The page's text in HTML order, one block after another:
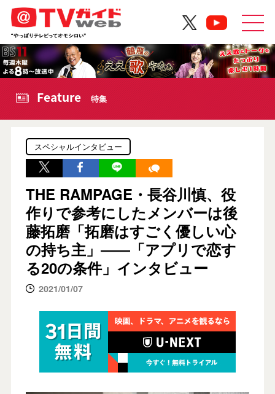
Feature 特集
スペシャルインタビュー
THE RAMPAGE・長谷川慎、役
作りで参考にしたメンバーは後
藤拓磨「拓磨はすごく優しい心
の持ち主」――「アプリで恋す
る20の条件」インタビュー
2021/01/07